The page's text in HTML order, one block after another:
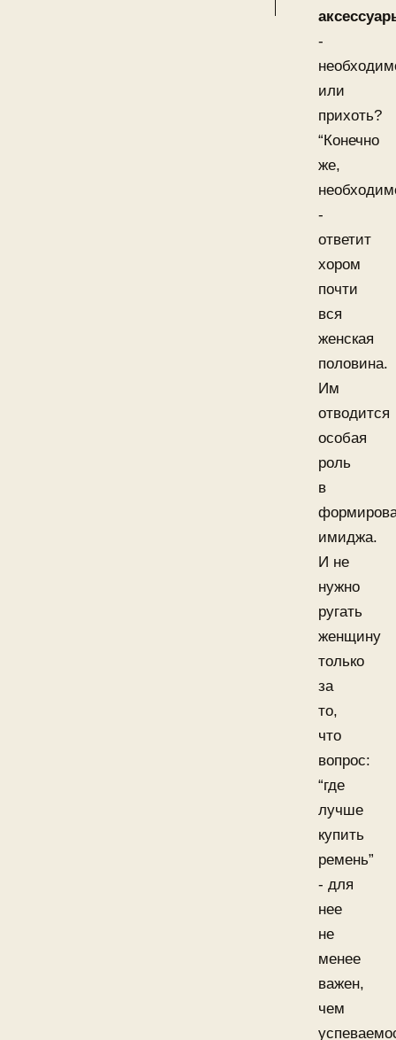
-
или
прихоть?
“Конечно
же,
-
ответит
хором
почти
вся
женская
половина.
Им
отводится
особая
роль
в
имиджа.
И не
нужно
ругать
женщину
только
за
то,
что
вопрос:
“где
лучше
купить
ремень”
- для
нее
не
менее
важен,
чем